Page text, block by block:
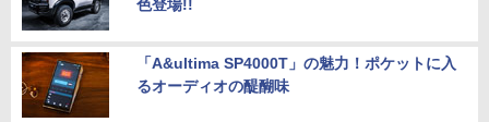
色登場!!
「A&ultima SP4000T」の魅力！ポケットに入
るオーディオの醍醐味